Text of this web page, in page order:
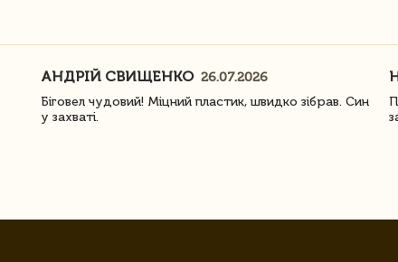
АНДРІЙ СВИЩЕНКО 26.07.2026
Біговел чудовий! Міцний пластик, швидко зібрав. Син
у захваті.